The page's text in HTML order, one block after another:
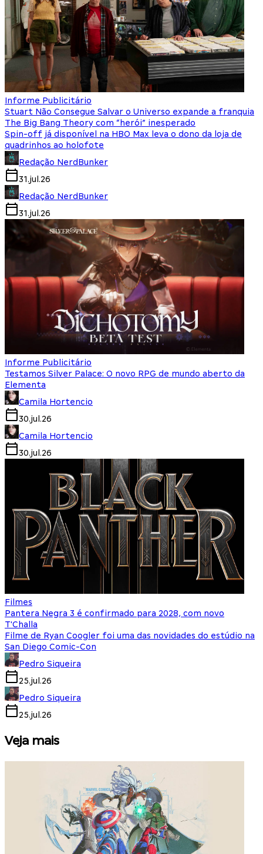
Informe Publicitário
Stuart Não Consegue Salvar o Universo expande a franquia
The Big Bang Theory com “herói” inesperado
Spin-off já disponível na HBO Max leva o dono da loja de
quadrinhos ao holofote
Redação NerdBunker
31.jul.26
Redação NerdBunker
31.jul.26
Informe Publicitário
Testamos Silver Palace: O novo RPG de mundo aberto da
Elementa
Camila Hortencio
30.jul.26
Camila Hortencio
30.jul.26
Filmes
Pantera Negra 3 é confirmado para 2028, com novo
T'Challa
Filme de Ryan Coogler foi uma das novidades do estúdio na
San Diego Comic-Con
Pedro Siqueira
25.jul.26
Pedro Siqueira
25.jul.26
Veja mais